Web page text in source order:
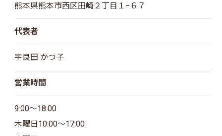
熊本県熊本市西区田崎２丁目１−６７
代表者
宇良田 かつ子
営業時間
9:00～18:00
木曜日10:00～17:00